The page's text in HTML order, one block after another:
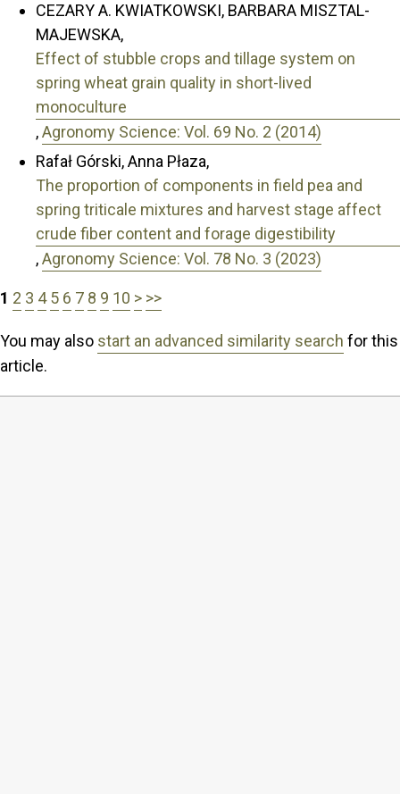
CEZARY A. KWIATKOWSKI, BARBARA MISZTAL-
MAJEWSKA,
Effect of stubble crops and tillage system on
spring wheat grain quality in short-lived
monoculture
,Agronomy Science: Vol. 69 No. 2 (2014)
Rafał Górski, Anna Płaza,
The proportion of components in field pea and
spring triticale mixtures and harvest stage affect
crude fiber content and forage digestibility
,Agronomy Science: Vol. 78 No. 3 (2023)
1 2 3 4 5 6 7 8 9 10 > >>
You may also start an advanced similarity search for this
article.